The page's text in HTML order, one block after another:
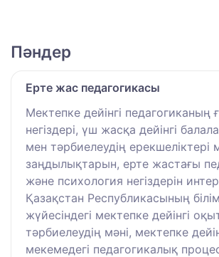
Пәндер
Ерте жас педагогикасы
Мектепке дейінгі педагогиканың
негіздері, үш жасқа дейінгі
мен тәрбиелеудің ерекшеліктері
заңдылықтарын, ерте жастағы
және психология негіздерін
Қазақстан Республикасының
жүйесіндегі мектепке дейінгі
тәрбиелеудің мәні, мектепке
мекемедегі педагогикалық